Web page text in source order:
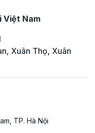
Việt Nam
Xuân Thọ, Xuân
TP. Hà Nội